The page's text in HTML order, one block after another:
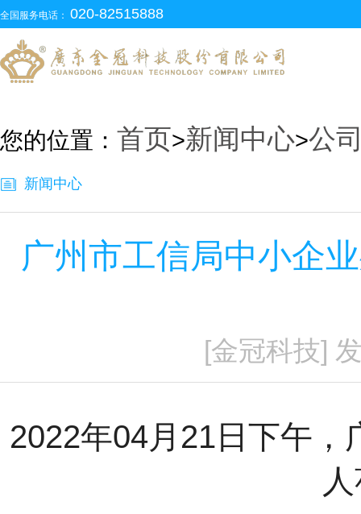
全国服务电话： 020-82515888
您的位置： 首页>新闻中心>公
新闻中心
广州市工信局中小企
[金冠科技]
2022年04月21日下午
人